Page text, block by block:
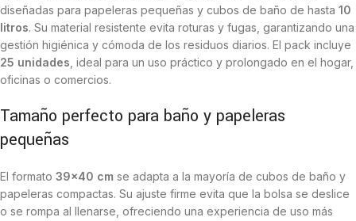
diseñadas para papeleras pequeñas y cubos de baño de hasta 10
litros. Su material resistente evita roturas y fugas, garantizando una
gestión higiénica y cómoda de los residuos diarios. El pack incluye
25 unidades , ideal para un uso práctico y prolongado en el hogar,
oficinas o comercios.
Tamaño perfecto para baño y papeleras
pequeñas
El formato 39×40 cm se adapta a la mayoría de cubos de baño y
papeleras compactas. Su ajuste firme evita que la bolsa se deslice
o se rompa al llenarse, ofreciendo una experiencia de uso más